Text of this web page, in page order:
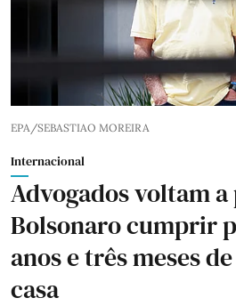
EPA/SEBASTIAO MOREIRA
Internacional
Advogados voltam
Bolsonaro cumprir
anos e três meses
casa